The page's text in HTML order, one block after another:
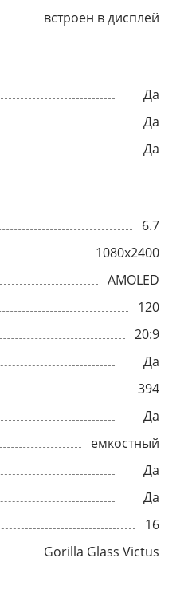
встроен в дисплей
Да
Да
Да
6.7
1080x2400
AMOLED
120
20:9
Да
394
Да
емкостный
Да
Да
16
Gorilla Glass Victus